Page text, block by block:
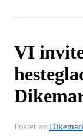
​VI
Postet av